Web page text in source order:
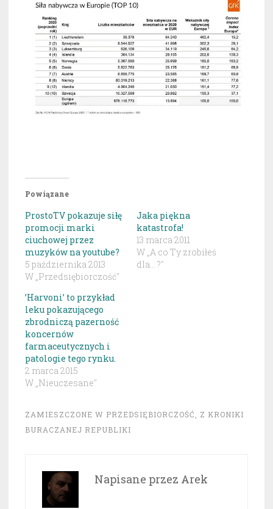
Powiązane
ProstoTV pokazuje siłę
promocji marki
ciuchowej przez
muzyków na youtube?
5 października 2013
W „Przedsiębiorczość"
Jaka piękna
katastrofa!
13 marca 2011
W „A co Ty zrobiłeś
dla... ?"
’Harvoni’ to przykład
leku pokazującego
zbrodniczą pazerność
koncernów
farmaceutycznych i
patologie tego rynku.
2 marca 2015
W „Nieuczesane"
ZAMIESZCZONE W PRZEDSIĘBIORCZOŚĆ, Z KRONIKI
BURACZANEJ REPUBLIKI
Napisane przez Arek